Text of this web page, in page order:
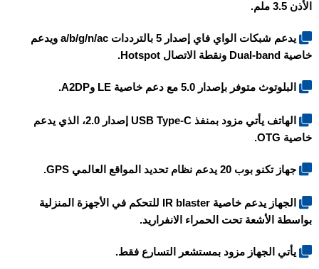
الأذن 3.5 ملم.
يدعم شبكات الواي فاي إصدار 5 بالترددات a/b/g/n/ac ويدعم
خاصية Dual-band ونقطة الاتصال Hotspot.
البلوتوث متوفر بإصدار 5.0 مع دعم خاصية LE وA2DP.
الهاتف يأتي مزود بمنفذ USB Type-C إصدار 2.0، الذي يدعم
خاصية OTG.
جهازتكنو بوب 20 يدعم نظام تحديد المواقع العالمي GPS.
الجهاز يدعم خاصية IR blaster للتحكم في الأجهزة المنزلية
بواسطة الأشعة تحت الحمراء الانفراريد.
يأتي الجهاز مزود بمستشعر التسارع فقط.